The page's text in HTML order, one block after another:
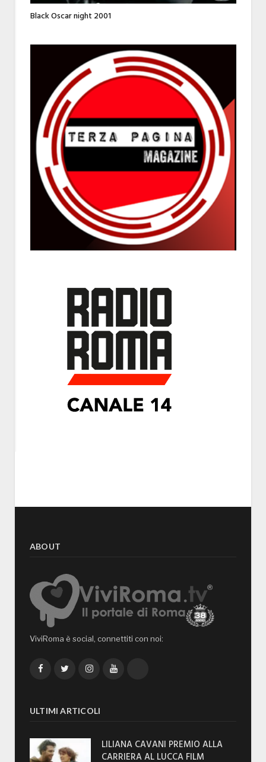
Black Oscar night 2001
ABOUT
ViviRoma è social, connettiti con noi:
FacebookTwitterInstagramYouTube
ULTIMI ARTICOLI
LILIANA CAVANI PREMIO ALLA
CARRIERA AL LUCCA FILM